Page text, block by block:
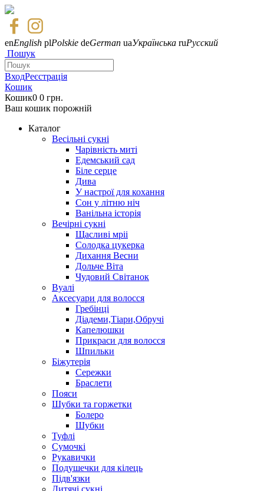
enEnglish plPolskie deGerman uaУкраїнська ruРусский
Пошук
ВходРеєстрація
Кошик
Кошик0 0 грн.
Ваш кошик порожній
Каталог
Весільні сукні
Чарівність миті
Едемський сад
Біле серце
Дива
У настрої для кохання
Сон у літню ніч
Ванільна історія
Вечірні сукні
Щасливі мріі
Солодка цукерка
Дихання Весни
Дольче Віта
Чудовий Світанок
Вуалі
Аксесуари для волосся
Гребінці
Діадеми,Тіари,Обручі
Капелюшки
Прикраси для волосся
Шпильки
Біжутерія
Cережки
Браслети
Пояси
Шубки та горжетки
Болеро
Шубки
Туфлі
Сумочкі
Рукавички
Подушечки для кілець
Підв'язки
Дитячі сукні